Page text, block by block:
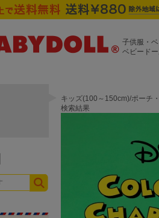
子供服・
ベビード
キッズ(100～150cm)/ポーチ
検索結果